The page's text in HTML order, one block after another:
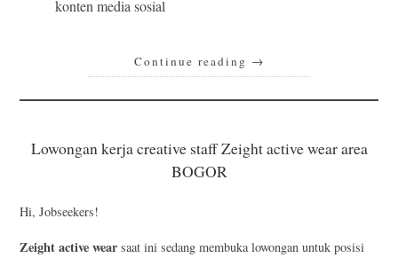
konten media sosial
Continue reading →
Lowongan kerja creative staff Zeight active wear area
BOGOR
Hi, Jobseekers!
Zeight active wear saat ini sedang membuka lowongan untuk posisi